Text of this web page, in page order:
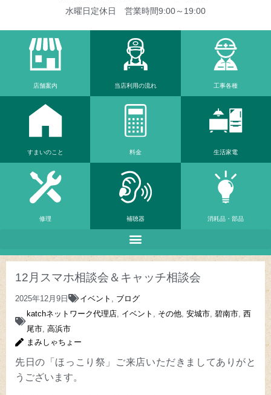
水曜日定休日 営業時間9:00～19:00
店舗案内 当店利⽤の流れ 工事各種
すまいのこと 料金 生活家電
修理 補聴器 消耗品・部品
12月スマホ相談会＆キャッチ相談会
2025年12月9日 イベント
ブログ
katchネットワーク代理店 イベント その他 安城市 碧南市 西
尾市 高浜市
まみしゃちょー
先日の「ほっこり祭」ご来店いただきましてありがと
うございます。